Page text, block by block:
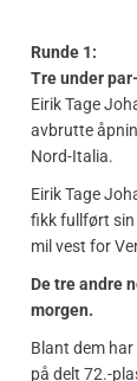
Runde 1:
Tre under
Eirik Tage
avbrutte
Nord-Italia.
Eirik Tage
fikk fullført
mil vest for
De tre andre
morgen.
Blant dem
på delt 72.-